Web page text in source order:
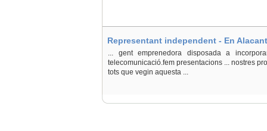
Representant independent - En
... gent emprenedora disposada a
telecomunicació.fem presentacions ... nostres
tots que vegin aquesta ...